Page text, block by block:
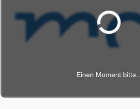
Büchern scheinen sie für die
werden. Ana Vujic hält in ihren
Zeichnungen vor allem den
Welt fest. Dauerkrisen, Krieg,
ihre Ängste sichtbar. Der
Tiere“, warum bestimmte Kreaturen
Einen Moment bitte...